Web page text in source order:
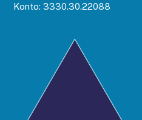
Konto: 3330.30.22088